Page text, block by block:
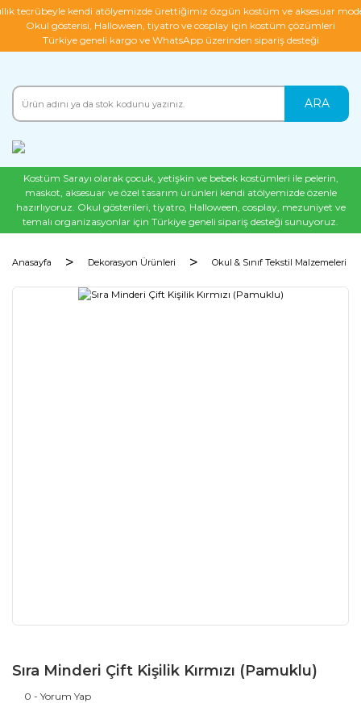
tecrübeyle kendi atölyemizde ürettiğimiz özgün kostüm ve aksesuar
Okul gösterisi, Halloween, tiyatro ve cosplay için kostüm çözümleri
Türkiye geneli kargo ve WhatsApp üzerinden sipariş desteği
ARA
Kostüm Sarayı olarak çocuk, yetişkin ve bebek kostümleri ile pelerin,
maskot, aksesuar ve özel tasarım ürünleri kendi atölyemizde özenle
hazırlıyoruz. Okul gösterileri, tiyatro, Halloween, cosplay, mezuniyet ve
temalı organizasyonlar için Türkiye geneli sipariş desteği sunuyoruz.
Anasayfa Dekorasyon Ürünleri Okul & Sınıf Tekstil Malzemeleri
Sıra Minderi Çift Kişilik Kırmızı (Pamuklu)
0 - Yorum Yap